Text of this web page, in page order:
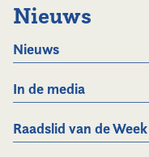
Nieuws
Nieuws
In de media
Raadslid van de Week